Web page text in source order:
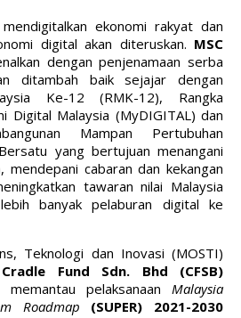
ekonomi rakyat dan
digital akan diteruskan. MSC
dengan penjenamaan serba
ditambah baik sejajar dengan
Ke-12 (RMK-12), Rangka
Digital Malaysia (MyDIGITAL) dan
Mampan Pertubuhan
yang bertujuan menangani
mendepani cabaran dan kekangan
tawaran nilai Malaysia
banyak pelaburan digital ke
Teknologi dan Inovasi (MOSTI)
Cradle Fund Sdn. Bhd (CFSB)
pelaksanaan Malaysia
Roadmap
(SUPER) 2021-2030